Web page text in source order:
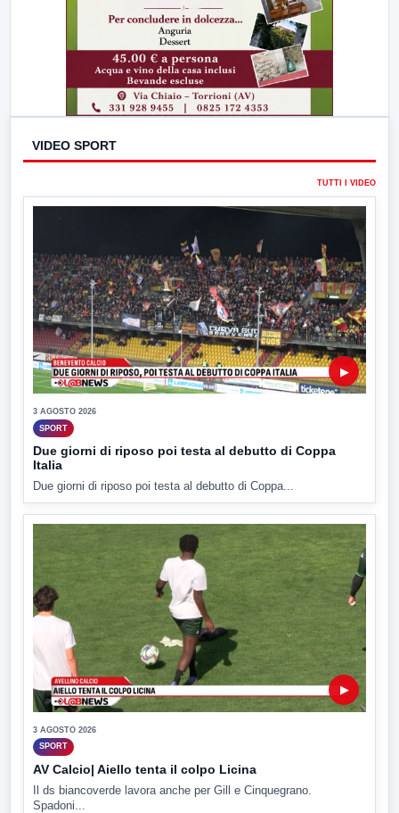
VIDEO SPORT
TUTTI I VIDEO
▶
3 AGOSTO 2026
SPORT
Due giorni di riposo poi testa al debutto di Coppa
Italia
Due giorni di riposo poi testa al debutto di Coppa...
▶
3 AGOSTO 2026
SPORT
AV Calcio| Aiello tenta il colpo Licina
Il ds biancoverde lavora anche per Gill e Cinquegrano.
Spadoni...